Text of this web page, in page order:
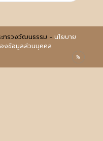
ทรวงวัฒนธรรม - นโยบาย
งข้อมูลส่วนบุคคล